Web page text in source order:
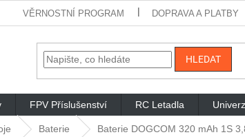
VĚRNOSTNÍ PROGRAM DOPRAVA A PLATBY
HLEDAT
FPV Příslušenství RC Letadla
Baterie Baterie DOGCOM 320 mAh 1S